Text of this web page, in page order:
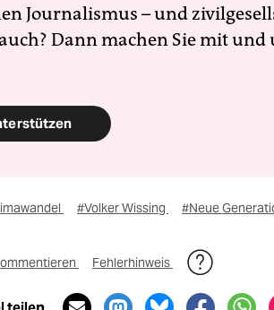
Journalismus – und
Dann machen Sie mit
#Volker Wissing #Neue
Fehlerhinweis